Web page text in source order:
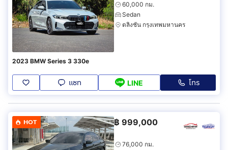
60,000 กม.
Sedan
ตลิ่งชัน กรุงเทพมหานคร
2023 BMW Series 3 330e
แชท LINE โทร
HOT ฿ 999,000
76,000 กม.